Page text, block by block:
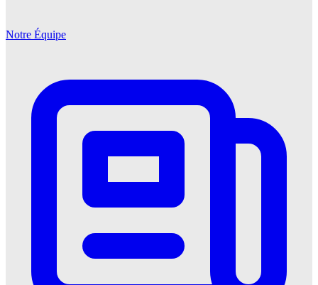
Notre Équipe